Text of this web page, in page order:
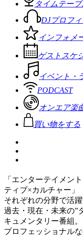
タイムテー
DJプロフ
インフォメ
ゲストスケ
イベント・
PODCAST
オンエア楽
買い物をする
「エンターテイメン
ティブ×カルチャー」
それぞれの分野で活
過去・現在・未来の”
キュメンタリー番組。
プロフェッショナル